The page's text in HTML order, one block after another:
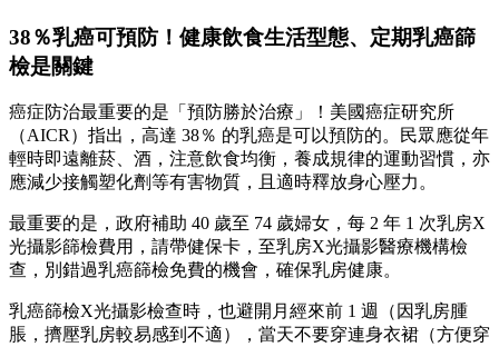
38％乳癌可預防！健康飲食生活型態、定期乳癌篩
檢是關鍵
癌症防治最重要的是「預防勝於治療」！美國癌症研究所
（AICR）指出，高達 38％ 的乳癌是可以預防的。民眾應從年
輕時即遠離菸、酒，注意飲食均衡，養成規律的運動習慣，亦
應減少接觸塑化劑等有害物質，且適時釋放身心壓力。
最重要的是，政府補助 40 歲至 74 歲婦女，每 2 年 1 次乳房X
光攝影篩檢費用，請帶健保卡，至乳房X光攝影醫療機構檢
查，別錯過乳癌篩檢免費的機會，確保乳房健康。
乳癌篩檢X光攝影檢查時，也避開月經來前 1 週（因乳房腫
脹，擠壓乳房較易感到不適），當天不要穿連身衣裙（方便穿